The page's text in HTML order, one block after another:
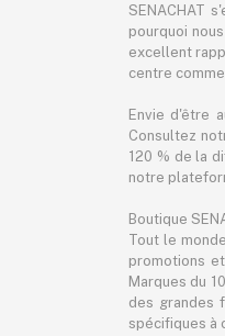
SENACHAT
pourquoi
excellent
centre
Envie d'être
Consultez
120 % de la
notre
Boutique
Tout le
promotions
Marques du
des grandes
spécifiques à